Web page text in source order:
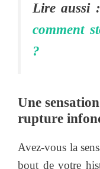
Lire
comment
?
Une
rupture
Avez-vous la
bout de votre